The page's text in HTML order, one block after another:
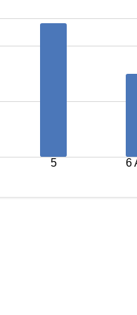
5 6